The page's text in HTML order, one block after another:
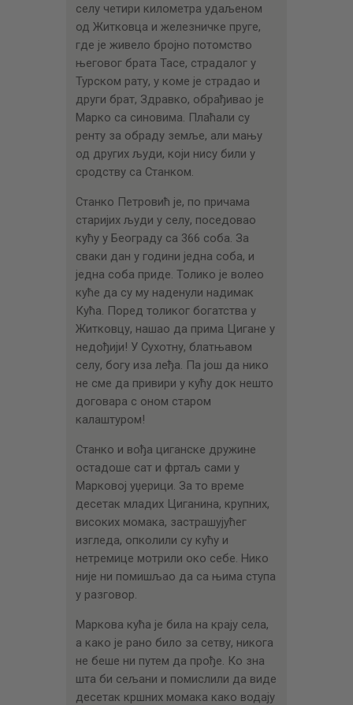
селу четири километра удаљеном
од Житковца и железничке пруге,
где је живело бројно потомство
његовог брата Тасе, страдалог у
Турском рату, у коме је страдао и
други брат, Здравко, обрађивао је
Марко са синовима. Плаћали су
ренту за обраду земље, али мању
од других људи, који нису били у
сродству са Станком.
Станко Петровић је, по причама
старијих људи у селу, поседовао
кућу у Београду са 366 соба. За
сваки дан у години једна соба, и
једна соба приде. Толико је волео
куће да су му наденули надимак
Кућа. Поред толиког богатства у
Житковцу, нашао да прима Цигане у
недођији! У Сухотну, блатњавом
селу, богу иза леђа. Па још да нико
не сме да привири у кућу док нешто
договара с оном старом
калаштуром!
Станко и вођа циганске дружине
остадоше сат и фртаљ сами у
Марковој уџерици. За то време
десетак младих Циганина, крупних,
високих момака, застрашујућег
изгледа, опколили су кућу и
нетремице мотрили око себе. Нико
није ни помишљао да са њима ступа
у разговор.
Маркова кућа је била на крају села,
а како је рано било за сетву, никога
не беше ни путем да прође. Ко зна
шта би сељани и помислили да виде
десетак кршних момака како водају